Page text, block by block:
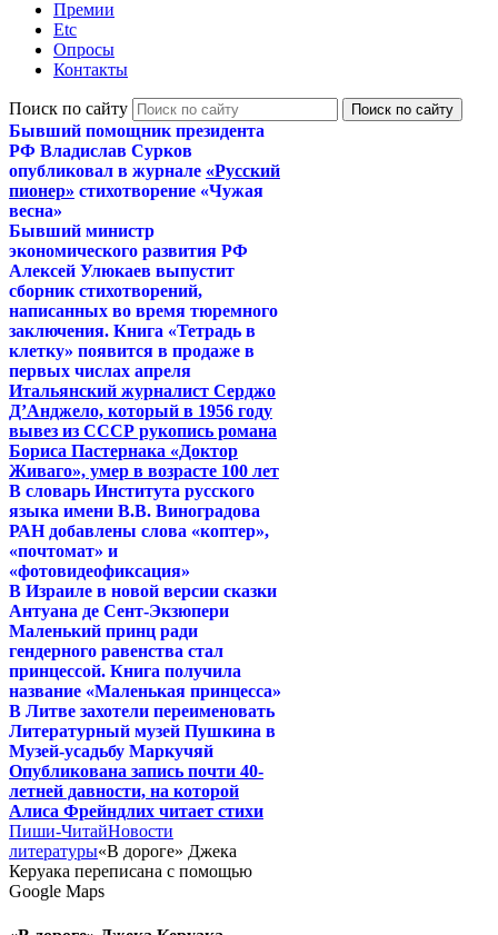
Премии
Etc
Опросы
Контакты
Поиск по сайту
Бывший помощник президента
РФ Владислав Сурков
опубликовал в журнале «Русский
пионер» стихотворение «Чужая
весна»
Бывший министр
экономического развития РФ
Алексей Улюкаев выпустит
сборник стихотворений,
написанных во время тюремного
заключения. Книга «Тетрадь в
клетку» появится в продаже в
первых числах апреля
Итальянский журналист Серджо
Д’Анджело, который в 1956 году
вывез из СССР рукопись романа
Бориса Пастернака «Доктор
Живаго», умер в возрасте 100 лет
В словарь Института русского
языка имени В.В. Виноградова
РАН добавлены слова «коптер»,
«почтомат» и
«фотовидеофиксация»
В Израиле в новой версии сказки
Антуана де Сент-Экзюпери
Маленький принц ради
гендерного равенства стал
принцессой. Книга получила
название «Маленькая принцесса»
В Литве захотели переименовать
Литературный музей Пушкина в
Музей-усадьбу Маркучяй
Опубликована запись почти 40-
летней давности, на которой
Алиса Фрейндлих читает стихи
Пиши-ЧитайНовости
литературы«В дороге» Джека
Керуака переписана с помощью
Google Maps